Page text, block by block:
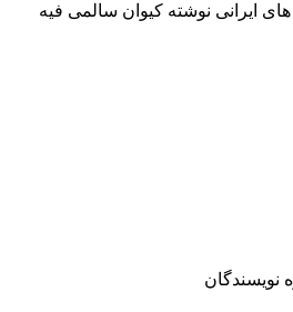
ایرانی نوشته کیوان سالمی فیه
نویسندگان